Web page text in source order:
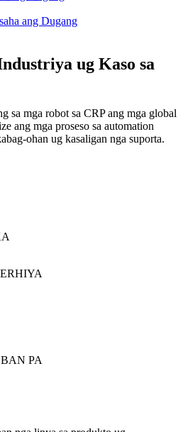
ang Dugang
ug Kaso sa
sa mga robot sa CRP ang mga global
ang mga proseso sa automation
ohan ug kasaligan nga suporta.
PA